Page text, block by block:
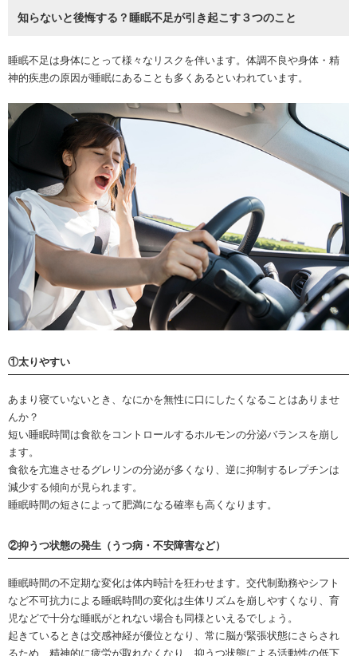
知らないと後悔する？睡眠不足が引き起こす３つのこと
睡眠不足は身体にとって様々なリスクを伴います。体調不良や身体・精
神的疾患の原因が睡眠にあることも多くあるといわれています。
①太りやすい
あまり寝ていないとき、なにかを無性に口にしたくなることはありませ
んか？
短い睡眠時間は食欲をコントロールするホルモンの分泌バランスを崩し
ます。
食欲を亢進させるグレリンの分泌が多くなり、逆に抑制するレプチンは
減少する傾向が見られます。
睡眠時間の短さによって肥満になる確率も高くなります。
②抑うつ状態の発生（うつ病・不安障害など）
睡眠時間の不定期な変化は体内時計を狂わせます。交代制勤務やシフト
など不可抗力による睡眠時間の変化は生体リズムを崩しやすくなり、育
児などで十分な睡眠がとれない場合も同様といえるでしょう。
起きているときは交感神経が優位となり、常に脳が緊張状態にさらされ
るため、精神的に疲労が取れなくなり、抑うつ状態による活動性の低下